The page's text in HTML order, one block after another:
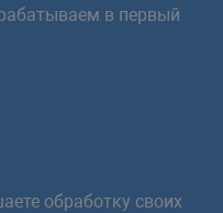
в первый
обработку своих